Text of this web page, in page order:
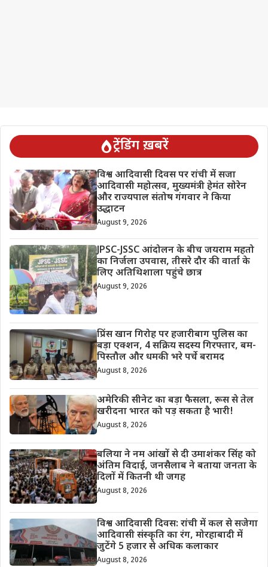
ट्रेंडिंग ख़बरें
विश्व आदिवासी दिवस पर रांची में सजा
आदिवासी महोत्सव, मुख्यमंत्री हेमंत सोरेन
और राज्यपाल संतोष गंगवार ने किया
उद्धाटन
August 9, 2026
JPSC-JSSC आंदोलन के बीच जयराम महतो
का निर्जला उपवास, तीसरे दौर की वार्ता के
लिए अतिथिशाला पहुंचे छात्र
August 9, 2026
प्रिंस खान गिरोह पर हजारीबाग पुलिस का
बड़ा एक्शन, 4 सक्रिय सदस्य गिरफ्तार, बम-
पिस्तौल और धमकी भरे पर्चे बरामद
August 8, 2026
अमेरिकी सीनेट का बड़ा फैसला, रूस से तेल
खरीदना भारत को पड़ सकता है भारी!
August 8, 2026
बलिया ने नम आंखों से दी उमाशंकर सिंह को
अंतिम विदाई, जनसैलाब ने बताया जनता के
दिलों में कितनी थी जगह
August 8, 2026
विश्व आदिवासी दिवस: रांची में कल से सजेगा
आदिवासी संस्कृति का रंग, मोरहाबादी में
जुटेंगे 5 हजार से अधिक कलाकार
August 8, 2026